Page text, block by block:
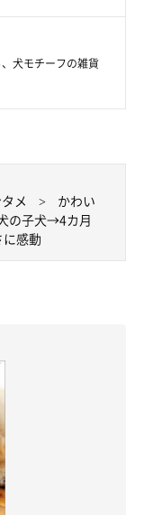
ーンでちゃんとトイ
ぎくん。飼い主さん
持ちが強すぎまし
犬モチーフの雑貨
メ
かわい
の子犬→4カ月
感動